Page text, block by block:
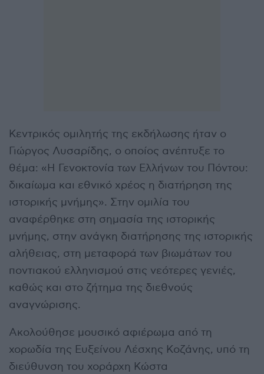
Κεντρικός ομιλητής της εκδήλωσης ήταν ο
Γιώργος Λυσαρίδης, ο οποίος ανέπτυξε το
θέμα: «Η Γενοκτονία των Ελλήνων του Πόντου:
δικαίωμα και εθνικό χρέος η διατήρηση της
ιστορικής μνήμης». Στην ομιλία του
αναφέρθηκε στη σημασία της ιστορικής
μνήμης, στην ανάγκη διατήρησης της ιστορικής
αλήθειας, στη μεταφορά των βιωμάτων του
ποντιακού ελληνισμού στις νεότερες γενιές,
καθώς και στο ζήτημα της διεθνούς
αναγνώρισης.
Ακολούθησε μουσικό αφιέρωμα από τη
χορωδία της Ευξείνου Λέσχης Κοζάνης, υπό τη
διεύθυνση του χοράρχη Κώστα